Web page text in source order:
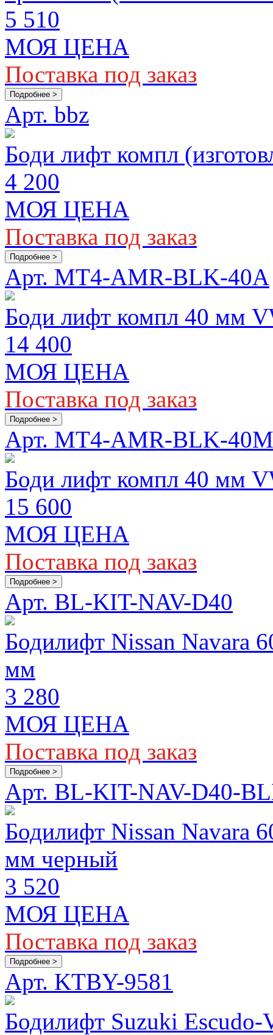
5 510
МОЯ ЦЕНА
Поставка под заказ
Подробнее >
Арт. bbz
Боди лифт компл
4 200
МОЯ ЦЕНА
Поставка под заказ
Подробнее >
Арт. MT4-AMR-BLK-40A
Боди лифт компл 40 мм
14 400
МОЯ ЦЕНА
Поставка под заказ
Подробнее >
Арт. MT4-AMR-BLK-40M
Боди лифт компл 40 мм
15 600
МОЯ ЦЕНА
Поставка под заказ
Подробнее >
Арт. BL-KIT-NAV-D40
Бодилифт Nissan Navara
мм
3 280
МОЯ ЦЕНА
Поставка под заказ
Подробнее >
Арт. BL-KIT-NAV-D40-
Бодилифт Nissan Navara
мм черный
3 520
МОЯ ЦЕНА
Поставка под заказ
Подробнее >
Арт. KTBY-9581
Бодилифт Suzuki